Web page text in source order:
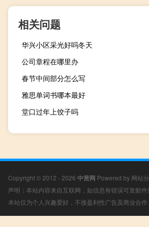
相关问题
华兴小区采光好吗冬天
公司章程在哪里办
春节中间部分怎么写
雅思单词书哪本最好
堂口过年上饺子吗
Copyright © 2012 - 2026 中营网 Powered by 网站
声明：本站内容来自互联网，如信息有错误可发邮
本站仅为个人兴趣爱好，不接盈利性广告及商业合作